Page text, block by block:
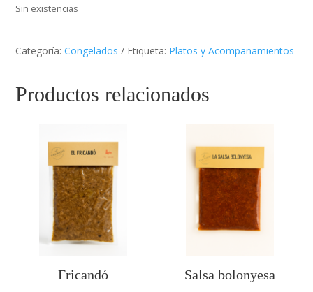
Sin existencias
Categoría:Congelados Etiqueta: Platos y Acompañamientos
Productos relacionados
Fricandó Salsa bolonyesa